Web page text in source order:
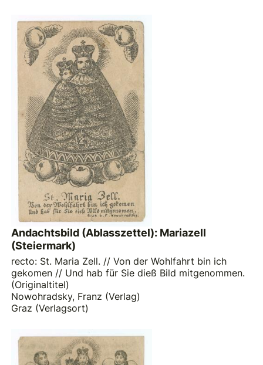
Andachtsbild (Ablasszettel): Mariazell
(Steiermark)
recto: St. Maria Zell. // Von der Wohlfahrt bin ich
gekomen // Und hab für Sie dieß Bild mitgenommen.
(Originaltitel)
Nowohradsky, Franz (Verlag)
Graz (Verlagsort)